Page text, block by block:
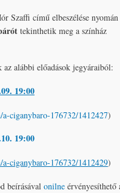
Szaffi című elbeszélése
tekinthetik meg a színház
az alábbi előadások jegyáraiból:
19:00
ciganybaro-176732/1412427)
19:00
ciganybaro-176732/1412429)
beírásával onilne érvényesíthető